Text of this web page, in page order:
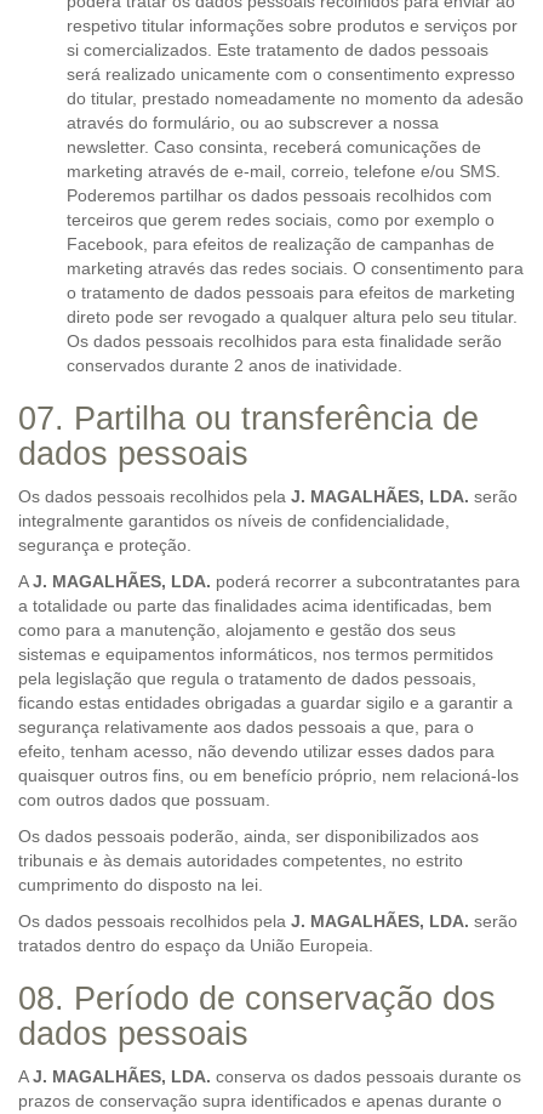
respetivo titular informações sobre produtos e serviços por
si comercializados. Este tratamento de dados pessoais
será realizado unicamente com o consentimento expresso
do titular, prestado nomeadamente no momento da adesão
através do formulário, ou ao subscrever a nossa
newsletter. Caso consinta, receberá comunicações de
marketing através de e-mail, correio, telefone e/ou SMS.
Poderemos partilhar os dados pessoais recolhidos com
terceiros que gerem redes sociais, como por exemplo o
Facebook, para efeitos de realização de campanhas de
marketing através das redes sociais. O consentimento para
o tratamento de dados pessoais para efeitos de marketing
direto pode ser revogado a qualquer altura pelo seu titular.
Os dados pessoais recolhidos para esta finalidade serão
conservados durante 2 anos de inatividade.
07. Partilha ou transferência de
dados pessoais
Os dados pessoais recolhidos pela J. MAGALHÃES, LDA. serão
integralmente garantidos os níveis de confidencialidade,
segurança e proteção.
AJ. MAGALHÃES, LDA. poderá recorrer a subcontratantes para
a totalidade ou parte das finalidades acima identificadas, bem
como para a manutenção, alojamento e gestão dos seus
sistemas e equipamentos informáticos, nos termos permitidos
pela legislação que regula o tratamento de dados pessoais,
ficando estas entidades obrigadas a guardar sigilo e a garantir a
segurança relativamente aos dados pessoais a que, para o
efeito, tenham acesso, não devendo utilizar esses dados para
quaisquer outros fins, ou em benefício próprio, nem relacioná-los
com outros dados que possuam.
Os dados pessoais poderão, ainda, ser disponibilizados aos
tribunais e às demais autoridades competentes, no estrito
cumprimento do disposto na lei.
Os dados pessoais recolhidos pela J. MAGALHÃES, LDA. serão
tratados dentro do espaço da União Europeia.
08. Período de conservação dos
dados pessoais
AJ. MAGALHÃES, LDA. conserva os dados pessoais durante os
prazos de conservação supra identificados e apenas durante o